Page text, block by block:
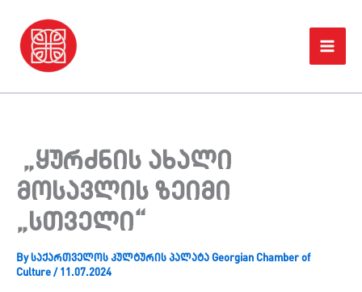
content
Home
„ყურძნის ახალი მოსავლის ზეიმი „სთველი“
„ყურძნის ახალი
მოსავლის ზეიმი
„სთველი“
Byსაქართველოს კულტურის პალატა Georgian Chamber of
Culture / 11.07.2024